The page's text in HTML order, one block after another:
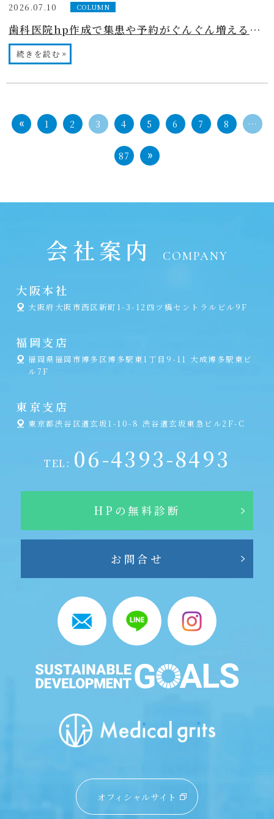
2026.07.10 COLUMN
歯科医院hp作成で集患や予約がぐんぐん増える！近年のSEO設計ガイド
続きを読む »
1 2 3 4 5 6 7 8 …
87
会社案内 COMPANY
大阪本社
大阪府大阪市西区新町1-3-12四ツ橋セントラルビル9F
福岡支店
福岡県福岡市博多区博多駅東1丁目9-11 大成博多駅東ビ
ル7F
東京支店
東京都渋谷区道玄坂1-10-8 渋谷道玄坂東急ビル2F-C
TEL: 06-4393-8493
HPの無料診断
お問合せ
オフィシャルサイト